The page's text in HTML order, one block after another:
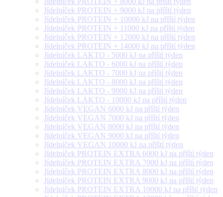
Jídelníček PROTEIN + 9000 kJ na příští týden
Jídelníček PROTEIN + 10000 kJ na příští týden
Jídelníček PROTEIN + 11000 kJ na příští týden
Jídelníček PROTEIN + 12000 kJ na příští týden
Jídelníček PROTEIN + 14000 kJ na příští týden
Jídelníček LAKTO - 5000 kJ na příští týden
Jídelníček LAKTO - 6000 kJ na příští týden
Jídelníček LAKTO - 7000 kJ na příští týden
Jídelníček LAKTO - 8000 kJ na příští týden
Jídelníček LAKTO - 9000 kJ na příští týden
Jídelníček LAKTO - 10000 kJ na příští týden
Jídelníček VEGAN 6000 kJ na příští týden
Jídelníček VEGAN 7000 kJ na příští týden
Jídelníček VEGAN 8000 kJ na příští týden
Jídelníček VEGAN 9000 kJ na příští týden
Jídelníček VEGAN 10000 kJ na příští týden
Jídelníček PROTEIN EXTRA 6000 kJ na příští týden
Jídelníček PROTEIN EXTRA 7000 kJ na příští týden
Jídelníček PROTEIN EXTRA 8000 kJ na příští týden
Jídelníček PROTEIN EXTRA 9000 kJ na příští týden
Jídelníček PROTEIN EXTRA 10000 kJ na příští týden